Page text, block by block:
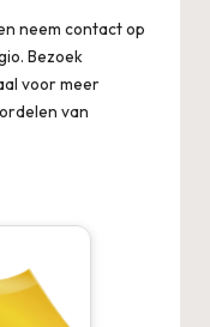
neem contact op
Bezoek
voor meer
van